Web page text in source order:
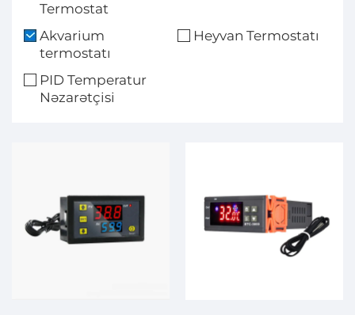
Termostat
Akvarium
termostatı
Heyvan Termostatı
PID Temperatur
Nəzarətçisi